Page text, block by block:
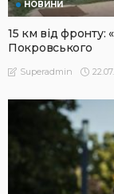
НОВИНИ
15 км від фронту:
Покровського
Superadmin